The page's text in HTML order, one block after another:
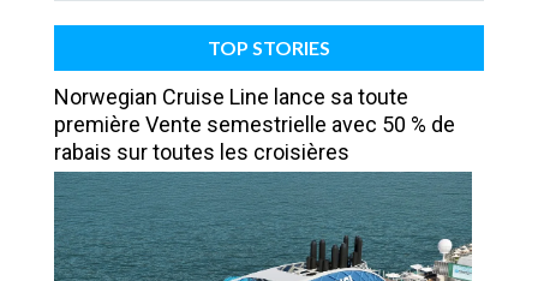
TOP STORIES
Norwegian Cruise Line lance sa toute
première Vente semestrielle avec 50 % de
rabais sur toutes les croisières